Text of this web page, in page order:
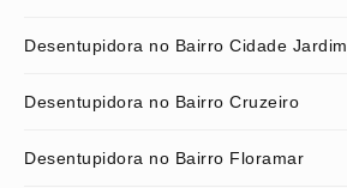
Desentupidora no Bairro Cidade Jardim
Desentupidora no Bairro Cruzeiro
Desentupidora no Bairro Floramar